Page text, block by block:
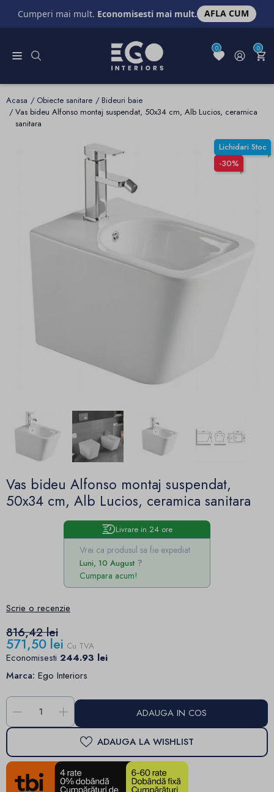
Cumperi mai mult. Economisesti mai mult. AFLA CUM
0 0
Acasa Obiecte sanitare
Bideuri baie
Vas bideu Alfonso montaj suspendat, 50x34 cm, Alb Lucios, ceramica
sanitara
Lichidari Stoc
-30%
Vas bideu Alfonso montaj suspendat,
50x34 cm, Alb Lucios, ceramica sanitara
Livrare in 24 ore
Vrei ca produsul sa fie expediat
Luni, 10 August
Cumpara acum!
Scrie o recenzie
816,42 lei
571,50 lei Cu TVA
Economisesti 244.93 lei
Marca: Ego Interiors
- + ADAUGA IN COS
ADAUGA LA WISHLIST